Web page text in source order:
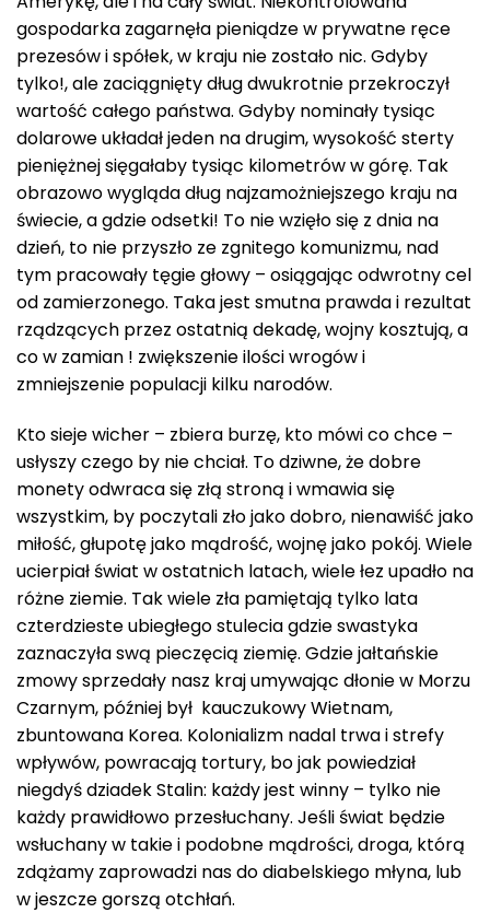
gospodarka zagarnęła pieniądze w prywatne ręce
prezesów i spółek, w kraju nie zostało nic. Gdyby
tylko!, ale zaciągnięty dług dwukrotnie przekroczył
wartość całego państwa. Gdyby nominały tysiąc
dolarowe układał jeden na drugim, wysokość sterty
pieniężnej sięgałaby tysiąc kilometrów w górę. Tak
obrazowo wygląda dług najzamożniejszego kraju na
świecie, a gdzie odsetki! To nie wzięło się z dnia na
dzień, to nie przyszło ze zgnitego komunizmu, nad
tym pracowały tęgie głowy – osiągając odwrotny cel
od zamierzonego. Taka jest smutna prawda i rezultat
rządzących przez ostatnią dekadę, wojny kosztują, a
co w zamian ! zwiększenie ilości wrogów i
zmniejszenie populacji kilku narodów.
Kto sieje wicher – zbiera burzę, kto mówi co chce –
usłyszy czego by nie chciał. To dziwne, że dobre
monety odwraca się złą stroną i wmawia się
wszystkim, by poczytali zło jako dobro, nienawiść jako
miłość, głupotę jako mądrość, wojnę jako pokój. Wiele
ucierpiał świat w ostatnich latach, wiele łez upadło na
różne ziemie. Tak wiele zła pamiętają tylko lata
czterdzieste ubiegłego stulecia gdzie swastyka
zaznaczyła swą pieczęcią ziemię. Gdzie jałtańskie
zmowy sprzedały nasz kraj umywając dłonie w Morzu
Czarnym, później był kauczukowy Wietnam,
zbuntowana Korea. Kolonializm nadal trwa i strefy
wpływów, powracają tortury, bo jak powiedział
niegdyś dziadek Stalin: każdy jest winny – tylko nie
każdy prawidłowo przesłuchany. Jeśli świat będzie
wsłuchany w takie i podobne mądrości, droga, którą
zdążamy zaprowadzi nas do diabelskiego młyna, lub
w jeszcze gorszą otchłań.